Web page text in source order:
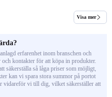
Visa mer
erfarenhet inom branschen och
kontakter för att köpa in produkter.
säkerställa så låga priser som möjligt,
kan vi spara stora summor på portot
vidareför vi till dig, vilket säkerställer att